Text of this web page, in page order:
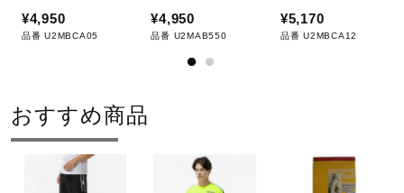
¥4,950
品番 U2MBCA05
¥4,950
品番 U2MAB550
¥5,170
品番 U2MBCA12
おすすめ商品